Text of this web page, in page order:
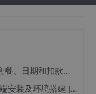
师在内的全部程序
成立。
大量非功能性需
日期和扣款渠道
境搭建 | 纯小白指南